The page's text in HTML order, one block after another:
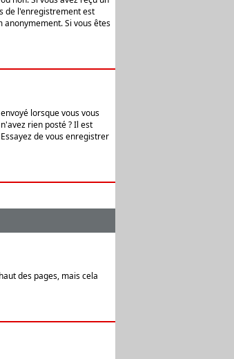
de l'enregistrement est
Si vous êtes
lorsque vous vous
rien posté ? Il est
de vous enregistrer
des pages, mais cela